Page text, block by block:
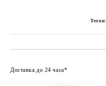
Тегло:
Доставка до 24 часа*